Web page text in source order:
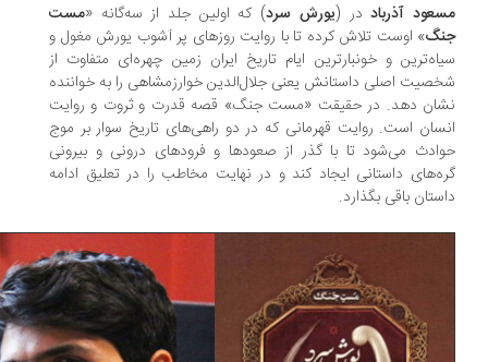
آذرباد در (یورش سرد) که اولین جلد از سه‌گانه «مست
» اوست تلاش کرده تا با روایت روزهای پر آشوب یورش مغول و
و خونبارترین ایام تاریخ ایران زمین چهره‌ای متفاوت از
اصلی داستانش یعنی جلال‌الدین خوارزمشاهی را به خواننده
دهد. در حقیقت «مست جنگ» قصه قدرت و ثروت و روایت
است. روایت قهرمانی که در دو راهی‌های تاریخ سوار بر موج
می‌شود تا با گذر از صعودها و فرودهای درونی و بیرونی
داستانی ایجاد کند و در نهایت مخاطب را در تعلیق ادامه
باقی بگذارد.